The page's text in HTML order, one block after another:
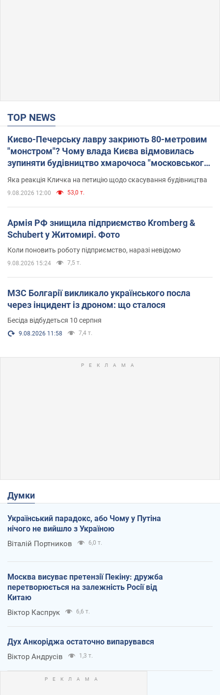
TOP NEWS
Києво-Печерську лавру закриють 80-метровим
"монстром"? Чому влада Києва відмовилась
зупиняти будівництво хмарочоса "московського
вірянина"
Яка реакція Кличка на петицію щодо скасування будівництва
9.08.2026 12:00 53,0 т.
Армія РФ знищила підприємство Kromberg &
Schubert у Житомирі. Фото
Коли поновить роботу підприємство, наразі невідомо
9.08.2026 15:24 7,5 т.
МЗС Болгарії викликало українського посла
через інцидент із дроном: що сталося
Бесіда відбудеться 10 серпня
9.08.2026 11:58 7,4 т.
Думки
Український парадокс, або Чому у Путіна
нічого не вийшло з Україною
Віталій Портников 6,0 т.
Москва висуває претензії Пекіну: дружба
перетворюється на залежність Росії від
Китаю
Віктор Каспрук 6,6 т.
Дух Анкоріджа остаточно випарувався
Віктор Андрусів 1,3 т.